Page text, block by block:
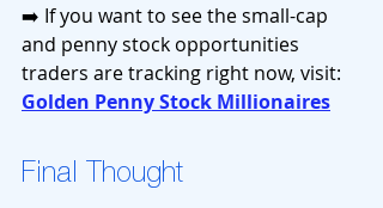
➡️ If you want to see the small-cap
and penny stock opportunities
traders are tracking right now, visit:
Golden Penny Stock Millionaires
Final Thought